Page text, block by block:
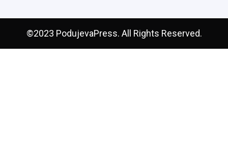
©2023 PodujevaPress. All Rights Reserved.